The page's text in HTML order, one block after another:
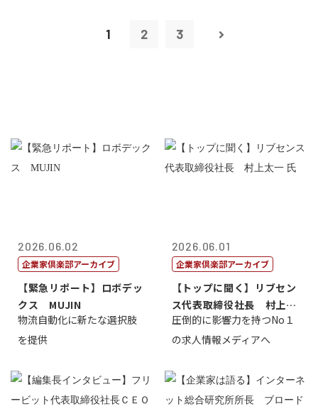
1 2 3
2026.06.02
企業家倶楽部アーカイブ
【緊急リポート】ロボデッ
クス MUJIN
物流自動化に新たな選択肢
を提供
2026.06.01
企業家倶楽部アーカイブ
【トップに聞く】リブセン
ス代表取締役社長 村上太
一 氏
圧倒的に影響力を持つNo１
の求人情報メディアへ